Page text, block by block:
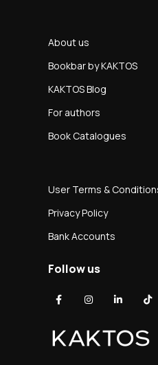
About us
Bookbar by KAKTOS
KAKTOS Blog
For authors
Book Catalogues
User Terms &
Privacy Policy
Bank Accounts
Follow us